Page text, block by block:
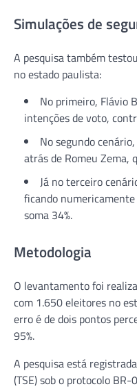
Simulações de
A pesquisa também
no estado paulista:
No primeiro, Flávio
intenções de voto,
No segundo
atrás de Romeu Zema,
Já no terceiro
ficando
soma 34%.
Metodologia
O levantamento foi
com 1.650 eleitores no
erro é de dois pontos
95%.
A pesquisa está
(TSE) sob o protocolo